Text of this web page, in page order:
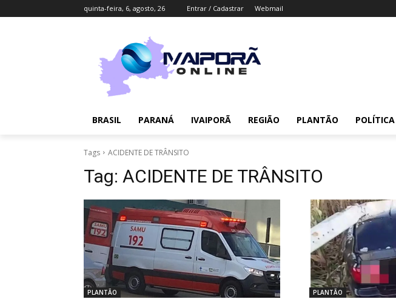
quinta-feira, 6, agosto, 26 Entrar / Cadastrar Webmail
BRASIL PARANÁ IVAIPORÃ REGIÃO PLANTÃO POLÍTICA
Tags ACIDENTE DE TRÂNSITO
Tag: ACIDENTE DE TRÂNSITO
PLANTÃO PLANTÃO